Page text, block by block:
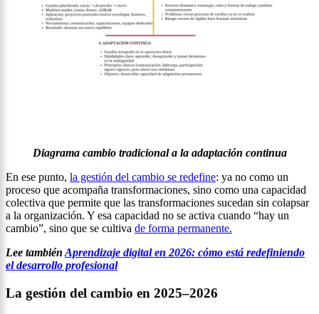
Diagrama cambio tradicional a la adaptación continua
En ese punto, la gestión del cambio se redefine: ya no como un
proceso que acompaña transformaciones, sino como una capacidad
colectiva que permite que las transformaciones sucedan sin colapsar
a la organización. Y esa capacidad no se activa cuando “hay un
cambio”, sino que se cultiva de forma permanente.
Lee también Aprendizaje digital en 2026: cómo está redefiniendo
el desarrollo profesional
La gestión del cambio en 2025–2026